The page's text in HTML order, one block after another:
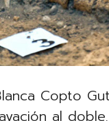
Copto
al